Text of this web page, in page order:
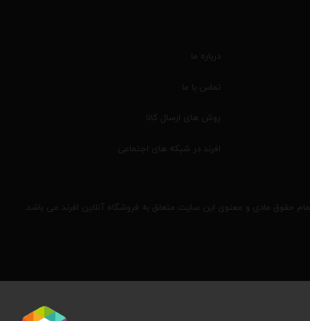
حقوق مادی و معنوی این سایت متعلق به فروشگاه آنلاین افرند می باشد.
درباره ما
تماس با ما
روش های ارسال کالا
افرند در شبکه های اجتماعی